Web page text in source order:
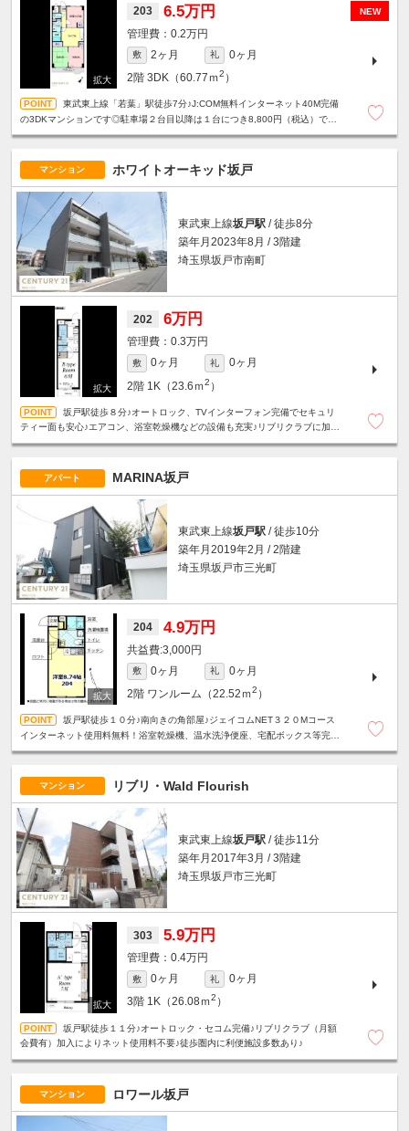
NEW
203 6.5万円
0.2万円
敷 2ヶ月 礼
0ヶ月
2階 3DK（60.77ｍ2 ）
東武東上線「若葉」駅徒歩7分♪J:COM無料インターネット40M完備
の3DKマンションです◎駐車場２台目以降は１台につき8,800円（税込）で相
マンション ホワイトオーキッド坂戸
東武東上線坂戸駅 / 徒歩8分
築年月2023年8月 / 3階建
埼玉県坂戸市南町
202 6万円
0.3万円
敷 0ヶ月 礼
0ヶ月
2階 1K（23.6ｍ2 ）
坂戸駅徒歩８分♪オートロック、TVインターフォン完備でセキュリ
ティー面も安心♪エアコン、浴室乾燥機などの設備も充実♪リブリクラブに加入
アパート MARINA坂戸
東武東上線坂戸駅 / 徒歩10分
築年月2019年2月 / 2階建
埼玉県坂戸市三光町
204 4.9万円
3,000円
敷 0ヶ月 礼
0ヶ月
2階 ワンルーム（22.52ｍ2 ）
坂戸駅徒歩１０分♪南向きの角部屋♪ジェイコムNET３２０Mコース
インターネット使用料無料！浴室乾燥機、温水洗浄便座、宅配ボックス等完備
マンション リブリ・Wald Flourish
東武東上線坂戸駅 / 徒歩11分
築年月2017年3月 / 3階建
埼玉県坂戸市三光町
303 5.9万円
0.4万円
敷 0ヶ月 礼
0ヶ月
3階 1K（26.08ｍ2 ）
坂戸駅徒歩１１分♪オートロック・セコム完備♪リブリクラブ（月額
会費有）加入によりネット使用料不要♪徒歩圏内に利便施設多数あり♪
マンション ロワール坂戸